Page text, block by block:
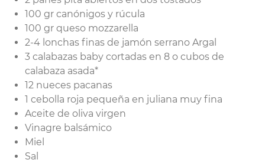
100 gr canónigos y rúcula
100 gr queso mozzarella
2-4 lonchas finas de jamón serrano Argal
3 calabazas baby cortadas en 8 o cubos de
calabaza asada*
12 nueces pacanas
1 cebolla roja pequeña en juliana muy fina
Aceite de oliva virgen
Vinagre balsámico
Miel
Sal